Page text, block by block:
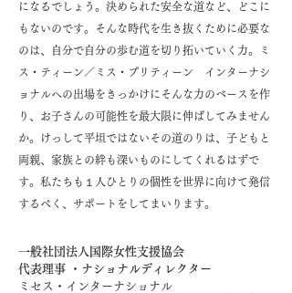
になるでしょう。決められた安全な道など、どこに
もないのです。そんな時代を生き抜くために必要な
のは、自分で自分の歩む道を切り拓いていく力。ミ
ス・ティーン／ミス・プリティーン インターナシ
ョナルへの出場をきっかけにそんな力のベースを作
り、お子さんの可能性を最大限に伸ばしてみません
か。けっして平坦ではないその道のりは、子どもと
両親、家族との絆も深いものにしてくれるはずで
す。私たちも１人ひとりの個性を世界に向けて発信
するべく、サポートをしてまいります。
一般社団法人国際女性支援協会
代表理事 ・ナショナルディレクター
ミセス・インターナショナル